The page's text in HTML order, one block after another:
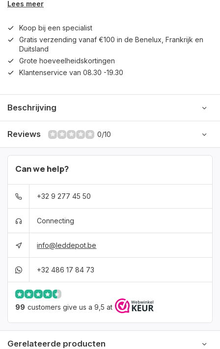
Lees meer
Koop bij een specialist
Gratis verzending vanaf €100 in de Benelux, Frankrijk en
Duitsland
Grote hoeveelheidskortingen
Klantenservice van 08.30 -19.30
Beschrijving
Reviews 0/10
Can we help?
+32 9 277 45 50
Connecting
info@leddepot.be
+32 486 17 84 73
99 customers give us a 9,5 at
Gerelateerde producten